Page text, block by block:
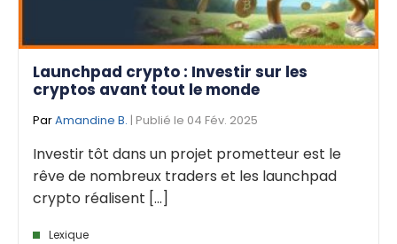
Launchpad crypto : Investir sur les
cryptos avant tout le monde
ParAmandine B. | Publié le 04 Fév. 2025
Investir tôt dans un projet prometteur est le
rêve de nombreux traders et les launchpad
crypto réalisent [...]
Lexique